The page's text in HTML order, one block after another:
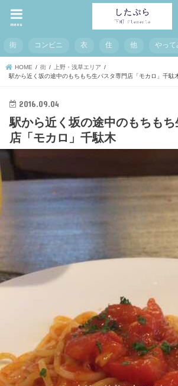
menu
街 コンビニ 衣 住 他 やって
HOME 街
上野・浅草エリア
駅から近く坂の途中のもちもち生パスタ専門店「モカロ」千駄
2016.09.04
駅から近く坂の途中のもちもち
店「モカロ」千駄木